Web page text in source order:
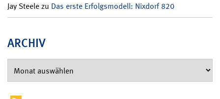
Jay Steelezu Das erste Erfolgsmodell: Nixdorf 820
ARCHIV